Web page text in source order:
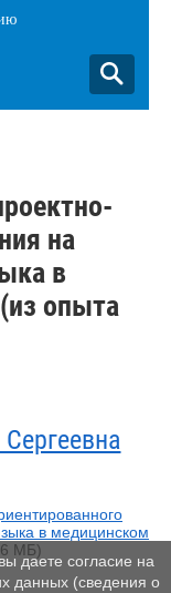
на
в
опыта
в медицинском
МБ)
даете согласие на
данных (сведения о